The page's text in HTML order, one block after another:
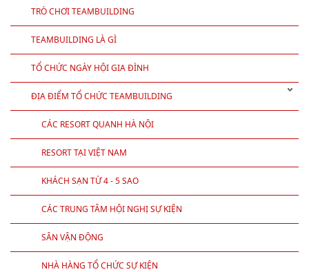
TRÒ CHƠI TEAMBUILDING
TEAMBUILDING LÀ GÌ
TỔ CHỨC NGÀY HỘI GIA ĐÌNH
ĐỊA ĐIỂM TỔ CHỨC TEAMBUILDING
CÁC RESORT QUANH HÀ NỘI
RESORT TẠI VIỆT NAM
KHÁCH SẠN TỪ 4 - 5 SAO
CÁC TRUNG TÂM HỘI NGHỊ SỰ KIỆN
SÂN VẬN ĐỘNG
NHÀ HÀNG TỔ CHỨC SỰ KIỆN